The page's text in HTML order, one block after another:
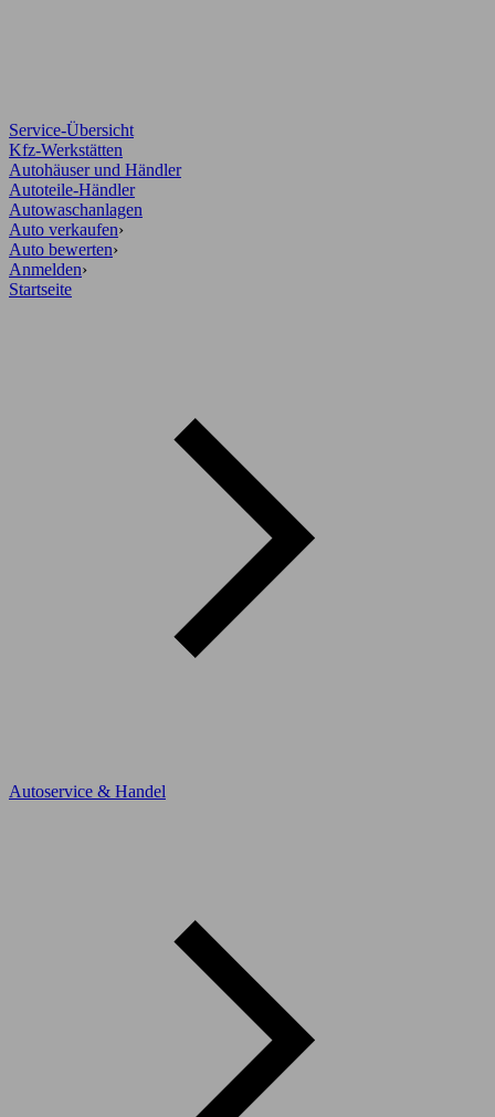
Service-Übersicht
Kfz-Werkstätten
Autohäuser und Händler
Autoteile-Händler
Autowaschanlagen
Auto verkaufen›
Auto bewerten›
Anmelden›
Startseite
Autoservice & Handel